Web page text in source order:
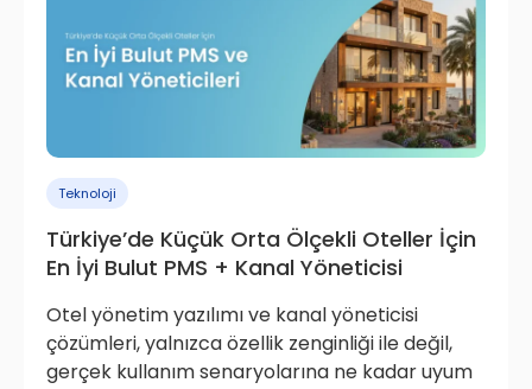
Teknoloji
Türkiye’de Küçük Orta Ölçekli Oteller İçin
En İyi Bulut PMS + Kanal Yöneticisi
Otel yönetim yazılımı ve kanal yöneticisi
çözümleri, yalnızca özellik zenginliği ile değil,
gerçek kullanım senaryolarına ne kadar uyum